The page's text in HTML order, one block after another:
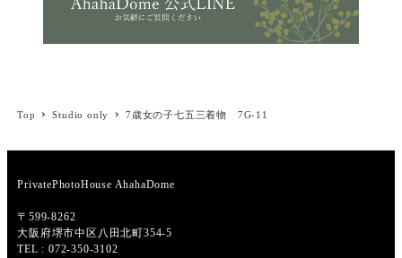
Top Studio only 7歳女の子七五三着物 7G-11
PrivatePhotoHouse AhahaDome
〒599-8262
大阪府堺市中区八田北町354-5
TEL : 072-350-3102